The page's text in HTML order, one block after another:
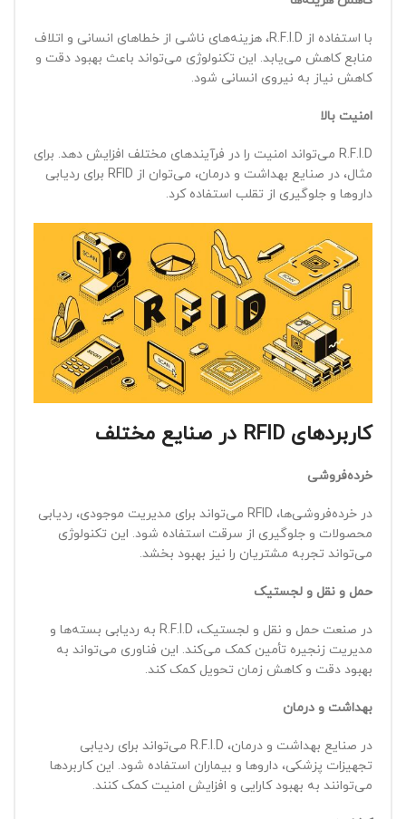
با استفاده از R.F.I.D، هزینه‌های ناشی از خطاهای انسانی و اتلاف
منابع کاهش می‌یابد. این تکنولوژی می‌تواند باعث بهبود دقت و
کاهش نیاز به نیروی انسانی شود.
امنیت بالا
R.F.I.D می‌تواند امنیت را در فرآیندهای مختلف افزایش دهد. برای
مثال، در صنایع بهداشت و درمان، می‌توان از RFID برای ردیابی
داروها و جلوگیری از تقلب استفاده کرد.
کاربردهای در صنایع مختلف
خرده‌فروشی
در خرده‌فروشی‌ها، RFID می‌تواند برای مدیریت موجودی، ردیابی
محصولات و جلوگیری از سرقت استفاده شود. این تکنولوژی
می‌تواند تجربه مشتریان را نیز بهبود بخشد.
حمل و نقل و لجستیک
در صنعت حمل و نقل و لجستیک، R.F.I.D به ردیابی بسته‌ها و
مدیریت زنجیره تأمین کمک می‌کند. این فناوری می‌تواند به
بهبود دقت و کاهش زمان تحویل کمک کند.
بهداشت و درمان
در صنایع بهداشت و درمان، R.F.I.D می‌تواند برای ردیابی
تجهیزات پزشکی، داروها و بیماران استفاده شود. این کاربردها
می‌توانند به بهبود کارایی و افزایش امنیت کمک کنند.